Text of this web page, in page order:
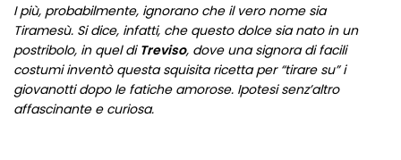
I più, probabilmente, ignorano che il vero nome sia
Tiramesù. Si dice, infatti, che questo dolce sia nato in un
postribolo, in quel di Treviso, dove una signora di facili
costumi inventò questa squisita ricetta per “tirare su” i
giovanotti dopo le fatiche amorose. Ipotesi senz’altro
affascinante e curiosa.